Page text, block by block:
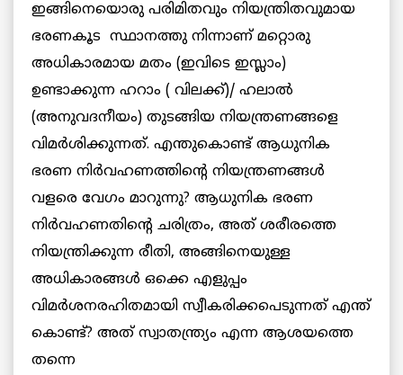
ഇങ്ങിനെയൊരു പരിമിതവും നിയന്ത്രിതവുമായ
ഭരണകൂട സ്ഥാനത്തു നിന്നാണ് മറ്റൊരു
അധികാരമായ മതം (ഇവിടെ ഇസ്ലാം)
ഉണ്ടാക്കുന്ന ഹറാം ( വിലക്ക്)/ ഹലാല്‍
(അനുവദനീയം) തുടങ്ങിയ നിയന്ത്രണങ്ങളെ
വിമര്‍ശിക്കുന്നത്. എന്തുകൊണ്ട് ആധുനിക
ഭരണ നിര്‍വഹണത്തിന്റെ നിയന്ത്രണങ്ങള്‍
വളരെ വേഗം മാറുന്നു? ആധുനിക ഭരണ
നിര്‍വഹണതിന്റെ ചരിത്രം, അത് ശരീരത്തെ
നിയന്ത്രിക്കുന്ന രീതി, അങ്ങിനെയുള്ള
അധികാരങ്ങള്‍ ഒക്കെ എളുപ്പം
വിമര്‍ശനരഹിതമായി സ്വീകരിക്കപെടുന്നത് എന്ത്
കൊണ്ട്? അത് സ്വാതന്ത്ര്യം എന്ന ആശയത്തെ
തന്നെ